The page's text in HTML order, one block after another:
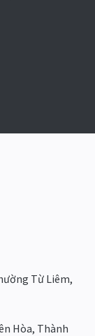
Từ Liêm,
Hòa, Thành